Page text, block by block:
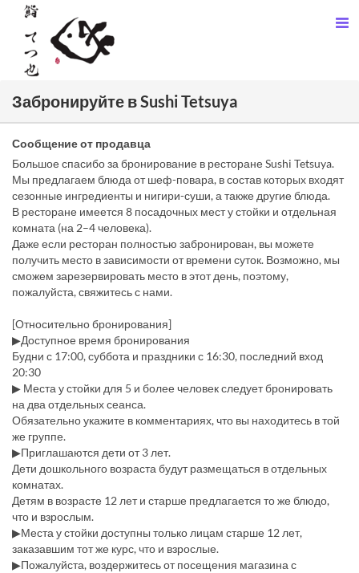
Забронируйте в Sushi Tetsuya
Сообщение от продавца
Большое спасибо за бронирование в ресторане Sushi Tetsuya.
Мы предлагаем блюда от шеф-повара, в состав которых входят
сезонные ингредиенты и нигири-суши, а также другие блюда.
В ресторане имеется 8 посадочных мест у стойки и отдельная
комната (на 2–4 человека).
Даже если ресторан полностью забронирован, вы можете
получить место в зависимости от времени суток. Возможно, мы
сможем зарезервировать место в этот день, поэтому,
пожалуйста, свяжитесь с нами.
[Относительно бронирования]
▶Доступное время бронирования
Будни с 17:00, суббота и праздники с 16:30, последний вход
20:30
▶ Места у стойки для 5 и более человек следует бронировать
на два отдельных сеанса.
Обязательно укажите в комментариях, что вы находитесь в той
же группе.
▶Приглашаются дети от 3 лет.
Дети дошкольного возраста будут размещаться в отдельных
комнатах.
Детям в возрасте 12 лет и старше предлагается то же блюдо,
что и взрослым.
▶Места у стойки доступны только лицам старше 12 лет,
заказавшим тот же курс, что и взрослые.
▶Пожалуйста, воздержитесь от посещения магазина с